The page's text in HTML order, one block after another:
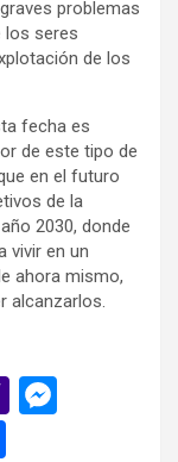
problemas
los seres
de los
fecha es
de este tipo de
en el futuro
de la
2030, donde
vivir en un
ahora mismo,
alcanzarlos.
Y